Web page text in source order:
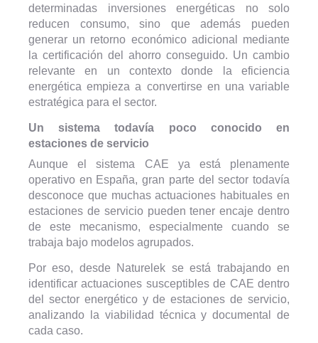
determinadas inversiones energéticas no solo
reducen consumo, sino que además pueden
generar un retorno económico adicional mediante
la certificación del ahorro conseguido. Un cambio
relevante en un contexto donde la eficiencia
energética empieza a convertirse en una variable
estratégica para el sector.
Un sistema todavía poco conocido en
estaciones de servicio
Aunque el sistema CAE ya está plenamente
operativo en España, gran parte del sector todavía
desconoce que muchas actuaciones habituales en
estaciones de servicio pueden tener encaje dentro
de este mecanismo, especialmente cuando se
trabaja bajo modelos agrupados.
Por eso, desde Naturelek se está trabajando en
identificar actuaciones susceptibles de CAE dentro
del sector energético y de estaciones de servicio,
analizando la viabilidad técnica y documental de
cada caso.